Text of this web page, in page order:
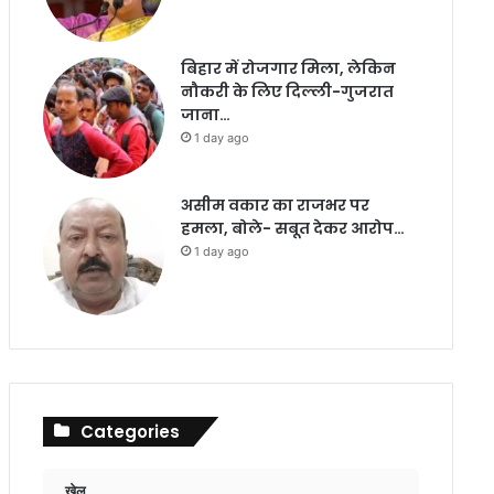
बिहार में रोजगार मिला, लेकिन
नौकरी के लिए दिल्ली-गुजरात
जाना…
1 day ago
असीम वकार का राजभर पर
हमला, बोले- सबूत देकर आरोप…
1 day ago
Categories